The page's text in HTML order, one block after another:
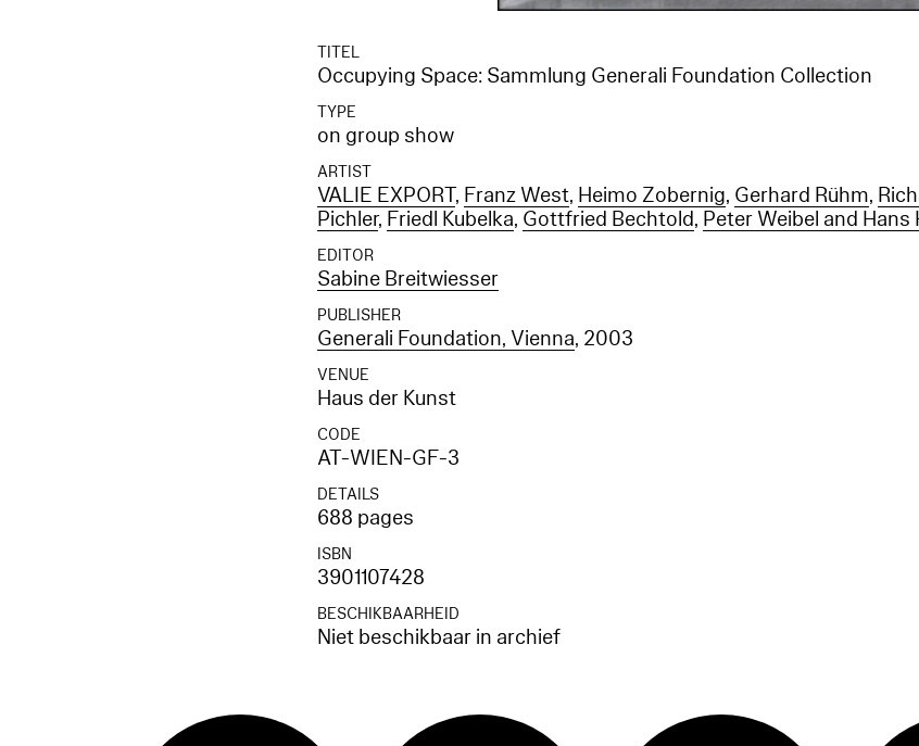
TITEL
Occupying Space: Sammlung Generali Foundation Collection
TYPE
on group show
ARTIST
VALIE EXPORT, Franz West, Heimo Zobernig, Gerhard Rühm,
Pichler, Friedl Kubelka, Gottfried Bechtold, Peter Weibel and Hans
EDITOR
Sabine Breitwiesser
PUBLISHER
Generali Foundation, Vienna, 2003
VENUE
Haus der Kunst
CODE
AT-WIEN-GF-3
DETAILS
688 pages
ISBN
3901107428
BESCHIKBAARHEID
Niet beschikbaar in archief